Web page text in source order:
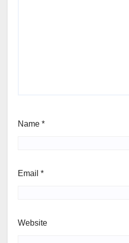
Name *
Email *
Website